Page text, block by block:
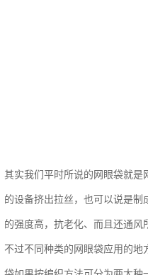
其实我们平时所说的网眼袋就是
的设备挤出拉丝，也可以说是
的强度高，抗老化、而且还通风
不过不同种类的网眼袋应用的